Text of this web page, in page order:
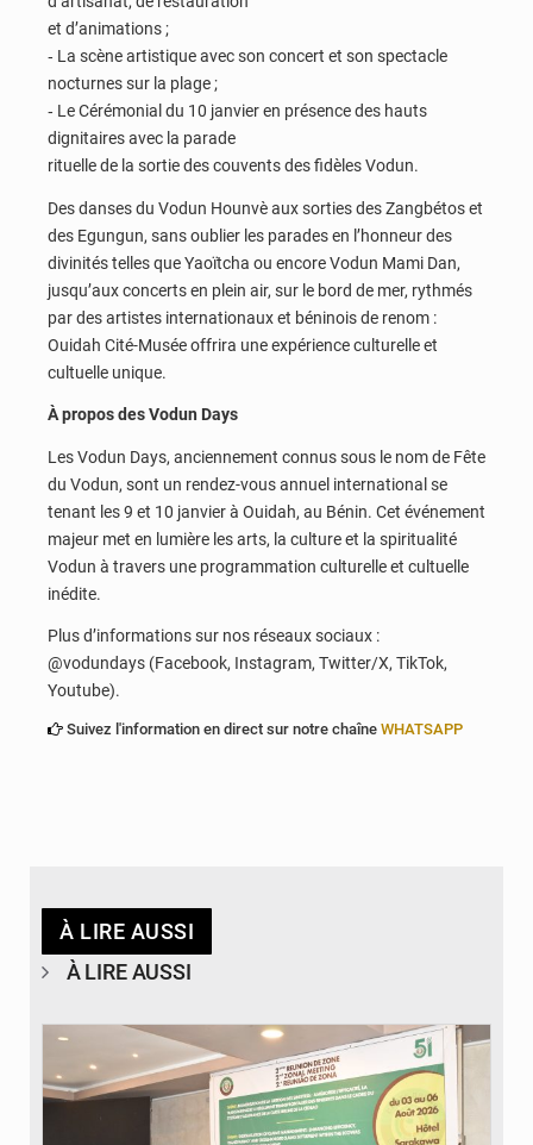
et d’animations ;
‐ La scène artistique avec son concert et son spectacle
nocturnes sur la plage ;
‐ Le Cérémonial du 10 janvier en présence des hauts
dignitaires avec la parade
rituelle de la sortie des couvents des fidèles Vodun.
Des danses du Vodun Hounvè aux sorties des Zangbétos et
des Egungun, sans oublier les parades en l’honneur des
divinités telles que Yaoïtcha ou encore Vodun Mami Dan,
jusqu’aux concerts en plein air, sur le bord de mer, rythmés
par des artistes internationaux et béninois de renom :
Ouidah Cité-Musée offrira une expérience culturelle et
cultuelle unique.
À propos des Vodun Days
Les Vodun Days, anciennement connus sous le nom de Fête
du Vodun, sont un rendez-vous annuel international se
tenant les 9 et 10 janvier à Ouidah, au Bénin. Cet événement
majeur met en lumière les arts, la culture et la spiritualité
Vodun à travers une programmation culturelle et cultuelle
inédite.
Plus d’informations sur nos réseaux sociaux :
@vodundays (Facebook, Instagram, Twitter/X, TikTok,
Youtube).
Suivez l'information en direct sur notre chaîne WHATSAPP
À LIRE AUSSI
À LIRE AUSSI